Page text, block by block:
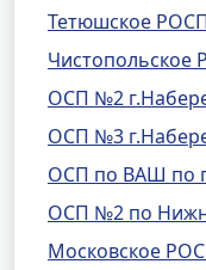
Тетюшское
Чистопольское
ОСП №2
ОСП №3
ОСП по ВАШ по
ОСП №2 по
Московское